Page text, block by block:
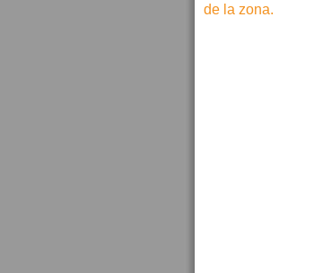
de la zona.